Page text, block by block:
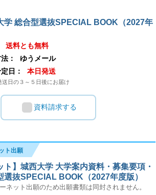
学 総合型選抜SPECIAL BOOK（2027年
送料とも無料
：
ゆうメール
日：
本日発送
送日の３～５日後にお届け
資料請求する
ト出願
ト】城西大学 大学案内資料・募集要項・
選抜SPECIAL BOOK（2027年度版）
ネット出願のため出願書類は同封されません。